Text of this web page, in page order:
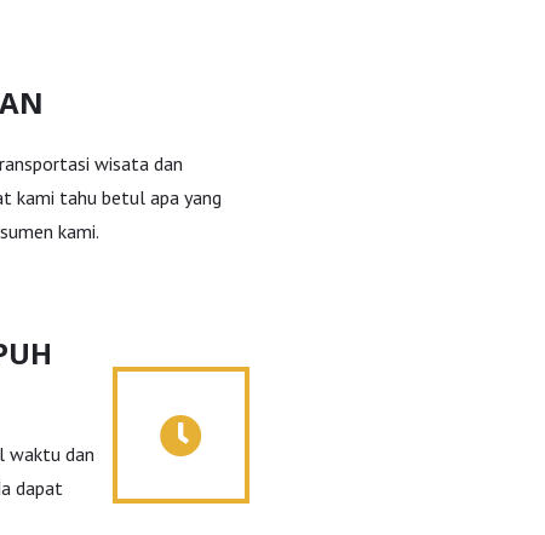
wisata dan
kami tahu betul apa yang
kami.
waktu dan
dapat